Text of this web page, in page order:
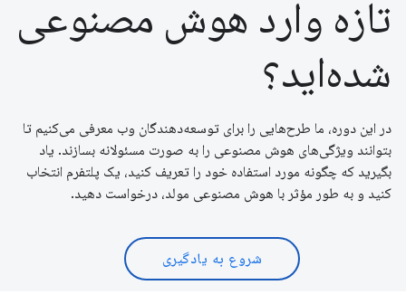
تازه وارد هوش مصنوعی
شده‌اید؟
در این دوره، ما طرح‌هایی را برای توسعه‌دهندگان وب معرفی می‌کنیم تا
بتوانند ویژگی‌های هوش مصنوعی را به صورت مسئولانه بسازند. یاد
بگیرید که چگونه مورد استفاده خود را تعریف کنید، یک پلتفرم انتخاب
کنید و به طور مؤثر با هوش مصنوعی مولد، درخواست دهید.
شروع به یادگیری